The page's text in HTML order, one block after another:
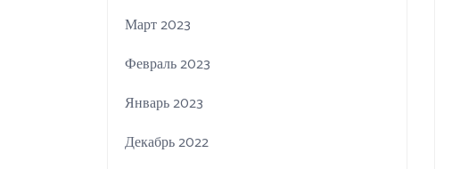
Март 2023
Февраль 2023
Январь 2023
Декабрь 2022